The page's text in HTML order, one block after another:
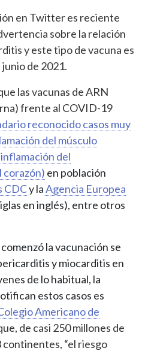
en Twitter es reciente
sobre la relación
y este tipo de vacuna es
de 2021.
las vacunas de ARN
frente al COVID-19
reconocido casos muy
del músculo
del
en población
CDCy laAgencia Europea
en inglés), entre otros
la vacunación se
y miocarditis en
de lo habitual, la
estos casos es
Americano de
de casi 250 millones de
“el riesgo